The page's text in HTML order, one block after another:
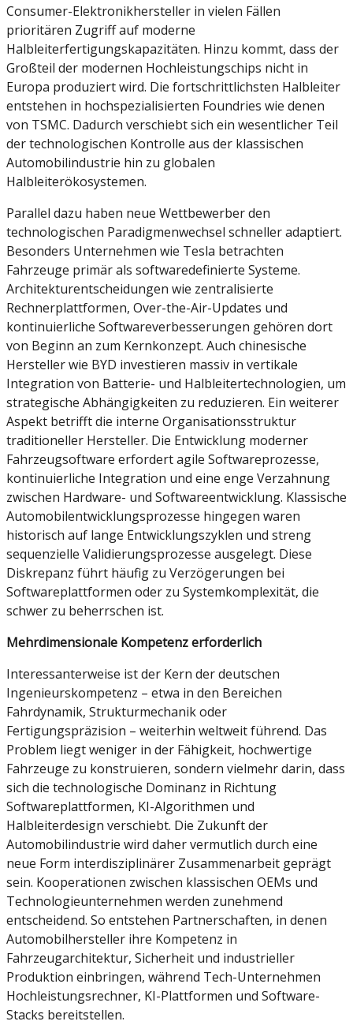
Consumer-Elektronikhersteller in vielen Fällen
prioritären Zugriff auf moderne
Halbleiterfertigungskapazitäten. Hinzu kommt, dass der
Großteil der modernen Hochleistungschips nicht in
Europa produziert wird. Die fortschrittlichsten Halbleiter
entstehen in hochspezialisierten Foundries wie denen
von TSMC. Dadurch verschiebt sich ein wesentlicher Teil
der technologischen Kontrolle aus der klassischen
Automobilindustrie hin zu globalen
Halbleiterökosystemen.
Parallel dazu haben neue Wettbewerber den
technologischen Paradigmenwechsel schneller adaptiert.
Besonders Unternehmen wie Tesla betrachten
Fahrzeuge primär als softwaredefinierte Systeme.
Architekturentscheidungen wie zentralisierte
Rechnerplattformen, Over-the-Air-Updates und
kontinuierliche Softwareverbesserungen gehören dort
von Beginn an zum Kernkonzept. Auch chinesische
Hersteller wie BYD investieren massiv in vertikale
Integration von Batterie- und Halbleitertechnologien, um
strategische Abhängigkeiten zu reduzieren. Ein weiterer
Aspekt betrifft die interne Organisationsstruktur
traditioneller Hersteller. Die Entwicklung moderner
Fahrzeugsoftware erfordert agile Softwareprozesse,
kontinuierliche Integration und eine enge Verzahnung
zwischen Hardware- und Softwareentwicklung. Klassische
Automobilentwicklungsprozesse hingegen waren
historisch auf lange Entwicklungszyklen und streng
sequenzielle Validierungsprozesse ausgelegt. Diese
Diskrepanz führt häufig zu Verzögerungen bei
Softwareplattformen oder zu Systemkomplexität, die
schwer zu beherrschen ist.
Mehrdimensionale Kompetenz erforderlich
Interessanterweise ist der Kern der deutschen
Ingenieurskompetenz – etwa in den Bereichen
Fahrdynamik, Strukturmechanik oder
Fertigungspräzision – weiterhin weltweit führend. Das
Problem liegt weniger in der Fähigkeit, hochwertige
Fahrzeuge zu konstruieren, sondern vielmehr darin, dass
sich die technologische Dominanz in Richtung
Softwareplattformen, KI-Algorithmen und
Halbleiterdesign verschiebt. Die Zukunft der
Automobilindustrie wird daher vermutlich durch eine
neue Form interdisziplinärer Zusammenarbeit geprägt
sein. Kooperationen zwischen klassischen OEMs und
Technologieunternehmen werden zunehmend
entscheidend. So entstehen Partnerschaften, in denen
Automobilhersteller ihre Kompetenz in
Fahrzeugarchitektur, Sicherheit und industrieller
Produktion einbringen, während Tech-Unternehmen
Hochleistungsrechner, KI-Plattformen und Software-
Stacks bereitstellen.